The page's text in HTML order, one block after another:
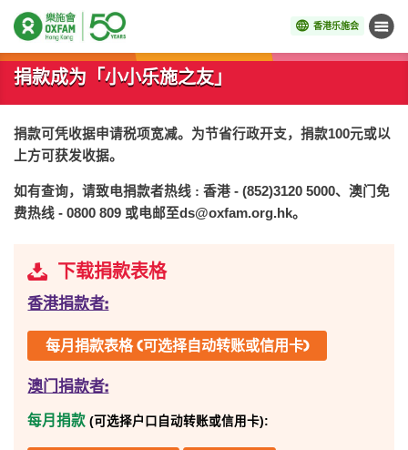
香港乐施会 菜单
开始主要内容
捐款成为「小小乐施之友」
捐款可凭收据申请税项宽减。为节省行政开支，捐款100元或以
上方可获发收据。
如有查询，请致电捐款者热线 : 香港 - (852)3120 5000、澳门免
费热线 - 0800 809 或电邮至ds@oxfam.org.hk。
下载捐款表格
香港捐款者:
每月捐款表格 (可选择自动转账或信用卡)
澳门捐款者:
每月捐款 (可选择户口自动转账或信用卡):